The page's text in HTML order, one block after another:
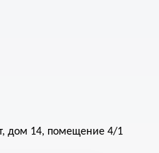
дом 14, помещение 4/1